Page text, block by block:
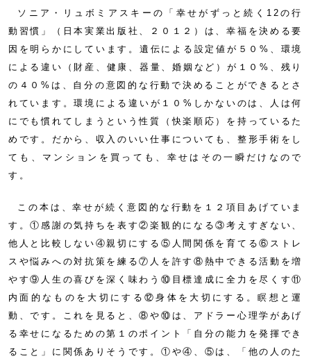
ソニア・リュボミアスキーの「幸せがずっと続く12の行
動習慣」（日本実業出版社、２０１２）は、幸福を決める要
因を明らかにしています。遺伝による設定値が５０%、環境
による違い（財産、健康、器量、婚姻など）が１０%、残り
の４０%は、自分の意図的な行動で決めることができるとさ
れています。環境による違いが１０%しかないのは、人は何
にでも慣れてしまうという性質（快楽順応）を持っているた
めです。だから、収入のいい仕事についても、整形手術をし
ても、マンションを買っても、幸せはその一瞬だけなので
す。
この本は、幸せが続く意図的な行動を１２項目あげていま
す。①感謝の気持ちを表す②楽観的になる③考えすぎない、
他人と比較しない④親切にする⑤人間関係を育てる⑥ストレ
スや悩みへの対抗策を練る⑦人を許す⑧熱中できる活動を増
やす⑨人生の喜びを深く味わう⑩目標達成に全力を尽くす⑪
内面的なものを大切にする⑫身体を大切にする。瞑想と運
動、です。これを見ると、⑧や⑩は、アドラー心理学があげ
る幸せになるための第１のポイント「自分の能力を発揮でき
ること」に関係ありそうです。①や④、⑤は、「他の人のた